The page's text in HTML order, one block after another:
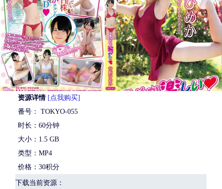
资源详情 [点我购买]
番号： TOKYO-055
时长：60分钟
大小：1.5 GB
类型：MP4
价格：30积分
下载当前资源：